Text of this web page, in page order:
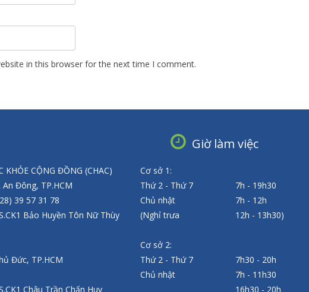
in this browser for the next time I comment.
KHỎE CỘNG ĐỒNG (CHAC)
Đông, TP.HCM
39 57 31 78
Bảo Huyền Tôn Nữ Thùy
Đức, TP.HCM
Châu Trần Chấn Huy
Giờ làm việc
Cơ sở 1:
Thứ 2 - Thứ 7
7h - 19h30
Chủ nhật
7h - 12h
(Nghỉ trưa
12h - 13h30)
Cơ sở 2:
Thứ 2 - Thứ 7
7h30 - 20h
Chủ nhật
7h - 11h30
16h30 - 20h